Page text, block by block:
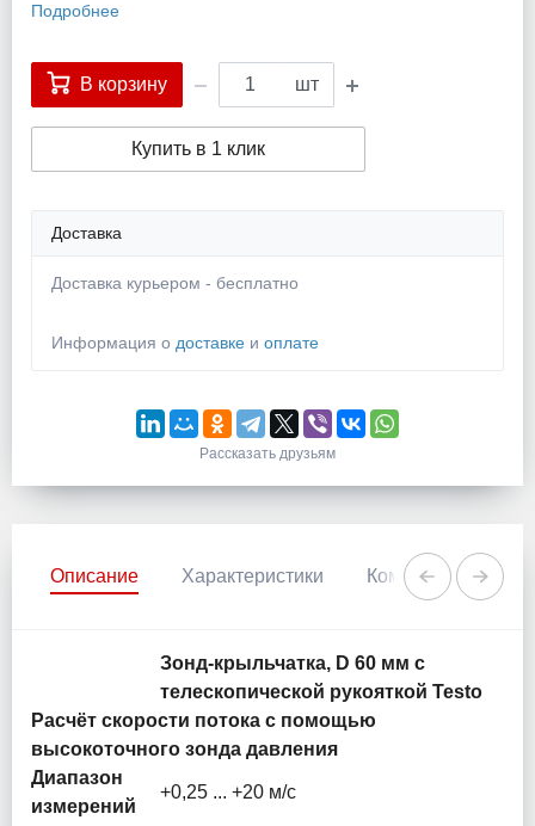
Подробнее
В корзину шт
Купить в 1 клик
Доставка
Доставка курьером - бесплатно
Информация о доставке и оплате
Рассказать друзьям
Описание Характеристики Комментарии
Зонд-крыльчатка, D 60 мм с
телескопической рукояткой Testo
Расчёт скорости потока с помощью
высокоточного зонда давления
Диапазон
измерений
+0,25 ... +20 м/с